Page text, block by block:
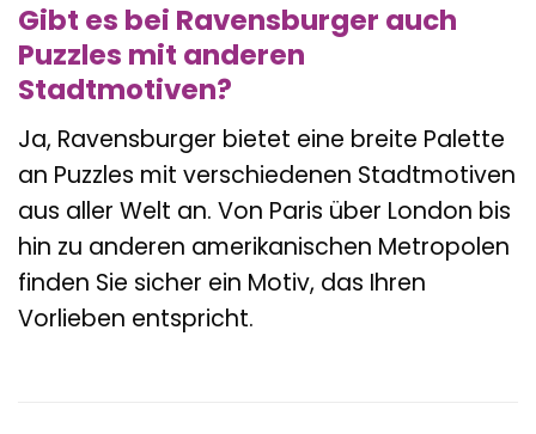
Gibt es bei Ravensburger auch
Puzzles mit anderen
Stadtmotiven?
Ja, Ravensburger bietet eine breite Palette
an Puzzles mit verschiedenen Stadtmotiven
aus aller Welt an. Von Paris über London bis
hin zu anderen amerikanischen Metropolen
finden Sie sicher ein Motiv, das Ihren
Vorlieben entspricht.